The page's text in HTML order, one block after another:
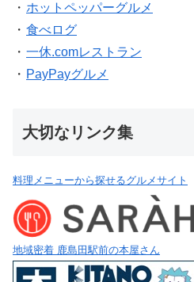
・ ホットペッパーグルメ
・ 食べログ
・ 一休.comレストラン
・ PayPayグルメ
大切なリンク集
料理メニューから探せるグルメサイト
地域密着 鹿島田駅前の本屋さん